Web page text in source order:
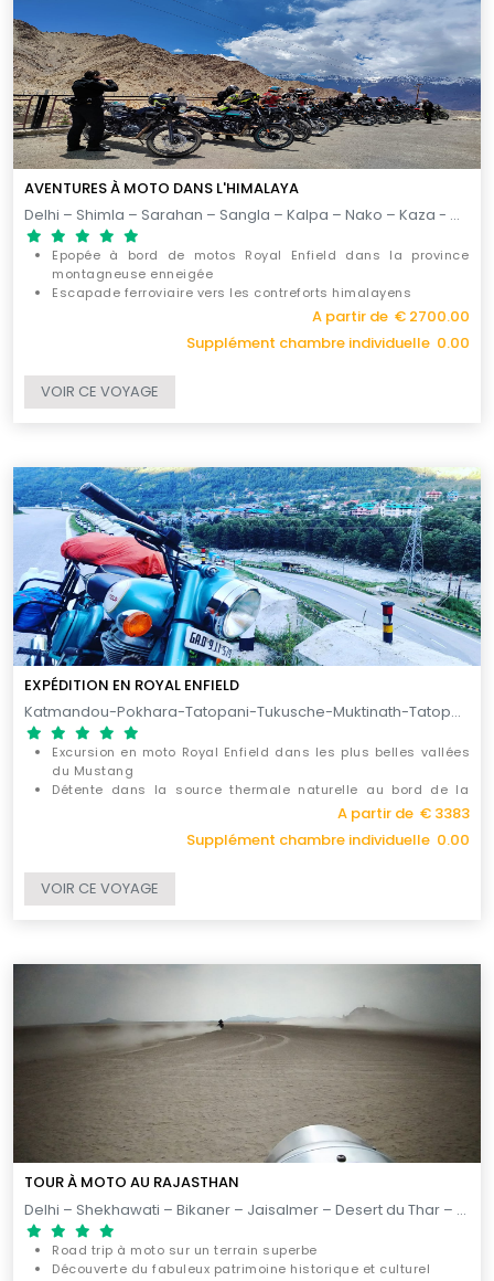
AVENTURES À MOTO DANS L'HIMALAYA
Delhi – Shimla – Sarahan – Sangla – Kalpa – Nako – Kaza - Chander Tal – Keylong – Sarchu - Tso Kar – Leh - Vallee de Nubra – Leh - Lac Pangong – Leh - Delhi / 23 JOURS
Epopée à bord de motos Royal Enfield dans la province
montagneuse enneigée
Escapade ferroviaire vers les contreforts himalayens
Parcous idéal pour les passionnés d’histoires et les
A partir de € 2700.00
Supplément chambre individuelle 0.00
VOIR CE VOYAGE
EXPÉDITION EN ROYAL ENFIELD
Katmandou-Pokhara-Tatopani-Tukusche-Muktinath-Tatopani-Begnas Lake-Nuwakot-Katmandou / 13 JOURS
Excursion en moto Royal Enfield dans les plus belles vallées
du Mustang
Détente dans la source thermale naturelle au bord de la
A partir de € 3383
Supplément chambre individuelle 0.00
VOIR CE VOYAGE
TOUR À MOTO AU RAJASTHAN
Delhi – Shekhawati – Bikaner – Jaisalmer – Desert du Thar – Jodhpur – Ranakpur– Kumbhalgarh – Udaipur – Jojawar – Jaipur – Alwar – Kesroli – Delhi / 15 JOURS
Road trip à moto sur un terrain superbe
Découverte du fabuleux patrimoine historique et culturel